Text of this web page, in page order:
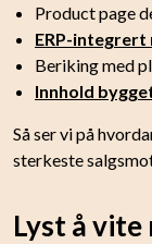
Product page
ERP-
Beriking med
Innhold
Så ser vi på
sterkeste
Lyst å